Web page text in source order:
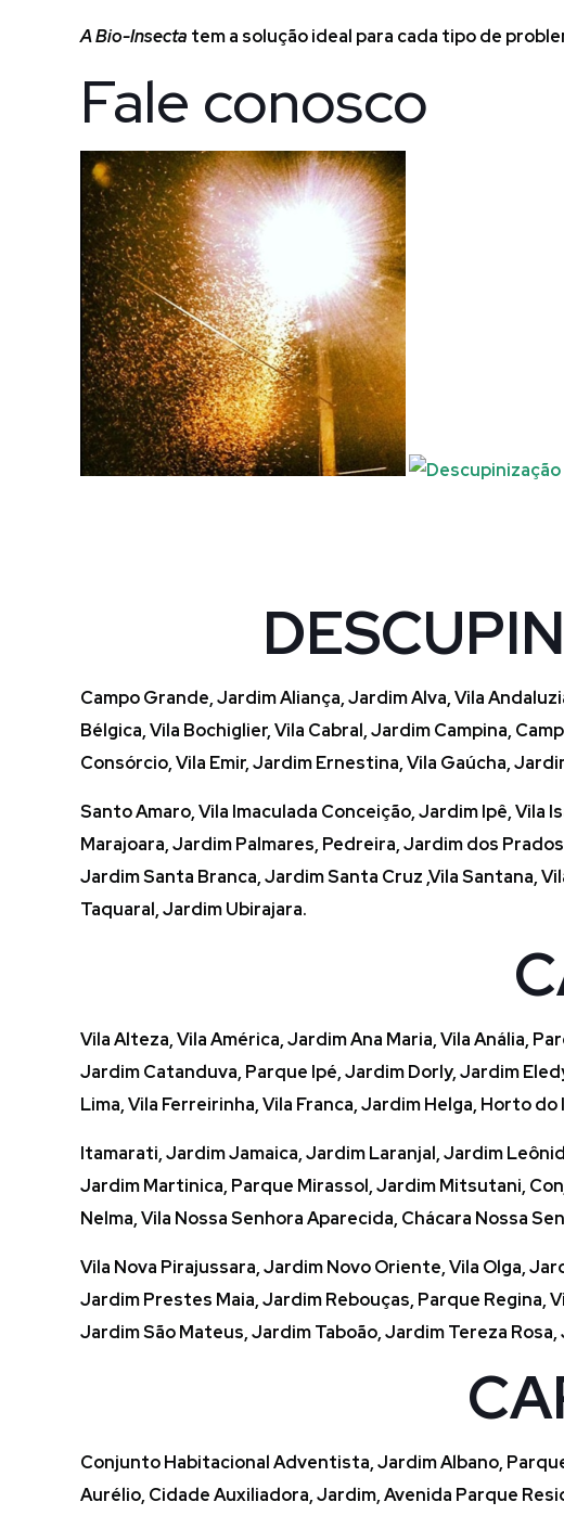
A Bio-Insecta tem a solução ideal para cada tipo de
Fale conosco
Campo Grande, Jardim Aliança, Jardim Alva, Vila
Bélgica, Vila Bochiglier, Vila Cabral, Jardim Campina,
Consórcio, Vila Emir, Jardim Ernestina, Vila Gaúcha,
Santo Amaro, Vila Imaculada Conceição, Jardim Ipê,
Marajoara, Jardim Palmares, Pedreira, Jardim dos
Jardim Santa Branca, Jardim Santa Cruz ,Vila Santana,
Taquaral, Jardim Ubirajara.
Vila Alteza, Vila América, Jardim Ana Maria, Vila Anália,
Jardim Catanduva, Parque Ipé, Jardim Dorly, Jardim
Lima, Vila Ferreirinha, Vila Franca, Jardim Helga, Horto
Itamarati, Jardim Jamaica, Jardim Laranjal, Jardim
Jardim Martinica, Parque Mirassol, Jardim Mitsutani,
Nelma, Vila Nossa Senhora Aparecida, Chácara Nossa
Vila Nova Pirajussara, Jardim Novo Oriente, Vila Olga,
Jardim Prestes Maia, Jardim Rebouças, Parque Regina,
Jardim São Mateus, Jardim Taboão, Jardim Tereza
Conjunto Habitacional Adventista, Jardim Albano,
Aurélio, Cidade Auxiliadora, Jardim, Avenida Parque